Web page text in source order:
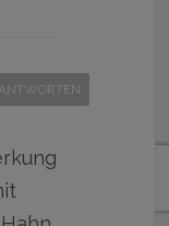
ANTWORTEN